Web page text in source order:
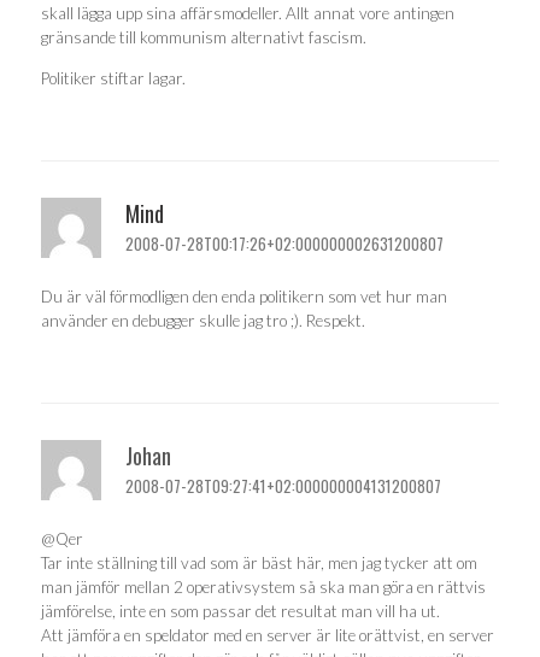
skall lägga upp sina affärsmodeller. Allt annat vore antingen
gränsande till kommunism alternativt fascism.
Politiker stiftar lagar.
Mind
2008-07-28T00:17:26+02:000000002631200807
Du är väl förmodligen den enda politikern som vet hur man
använder en debugger skulle jag tro ;). Respekt.
Johan
2008-07-28T09:27:41+02:000000004131200807
@Qer
Tar inte ställning till vad som är bäst här, men jag tycker att om
man jämför mellan 2 operativsystem så ska man göra en rättvis
jämförelse, inte en som passar det resultat man vill ha ut.
Att jämföra en speldator med en server är lite orättvist, en server